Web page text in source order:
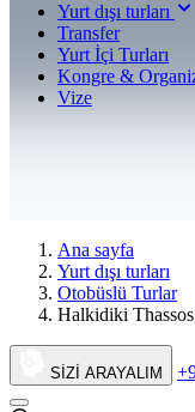
Yurt dışı turları
Transfer
Yurt İçi Turları
Kongre &
Vize
Ana sayfa
Yurt dışı turları
Otobüslü Turlar
Halkidiki
SİZİ ARAYALIM